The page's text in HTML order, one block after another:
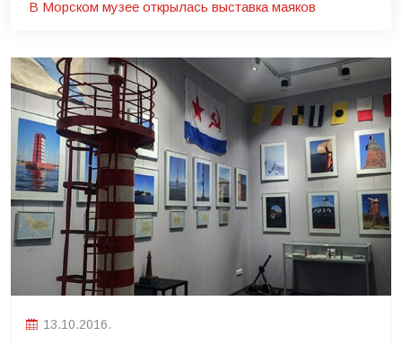
В Морском музее открылась выставка маяков
13.10.2016.